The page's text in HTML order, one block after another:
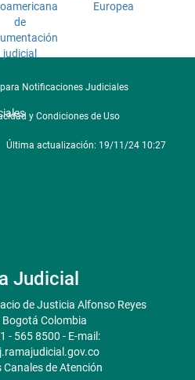
Notificaciones Judiciales
y Condiciones de Uso
Última actualización: 19/11/24 10:27
Judicial
de Justicia Alfonso Reyes
Bogotá Colombia
- 565 8500 - E-mail:
Canales de Atención